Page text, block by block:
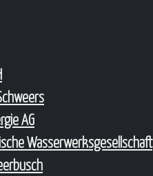
AG
Wasserwerksgesellschaft